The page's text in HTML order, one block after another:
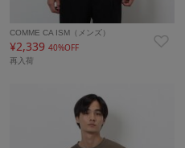
COMME CA ISM（メンズ）
¥2,339 40%OFF
再入荷